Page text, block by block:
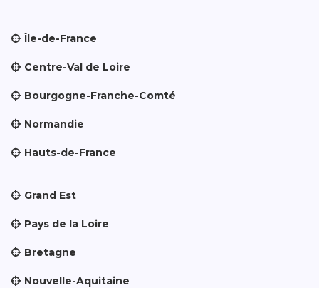
Île-de-France
Centre-Val de Loire
Bourgogne-Franche-Comté
Normandie
Hauts-de-France
Grand Est
Pays de la Loire
Bretagne
Nouvelle-Aquitaine